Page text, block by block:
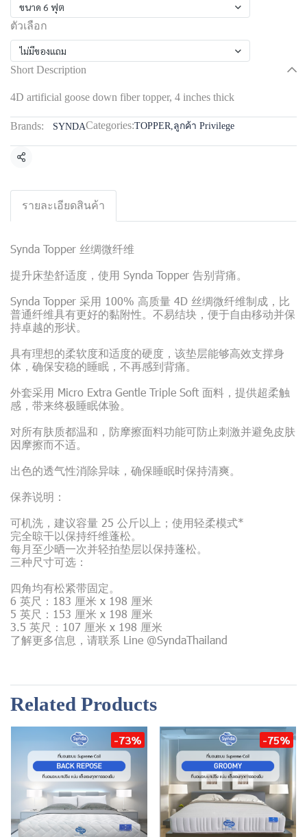
ขนาด 6 ฟุต
ตัวเลือก
ไม่มีของแถม
Short Description
4D artificial goose down fiber topper, 4 inches thick
Brands: SYNDACategories:TOPPER,ลูกค้า Privilege
Share
รายละเอียดสินค้า
Synda Topper 丝绸微纤维
提升床垫舒适度，使用 Synda Topper 告别背痛。
Synda Topper 采用 100% 高质量 4D 丝绸微纤维制成，比
普通纤维具有更好的黏附性。不易结块，便于自由移动并保
持卓越的形状。
具有理想的柔软度和适度的硬度，该垫层能够高效支撑身
体，确保安稳的睡眠，不再感到背痛。
外套采用 Micro Extra Gentle Triple Soft 面料，提供超柔触
感，带来终极睡眠体验。
对所有肤质都温和，防摩擦面料功能可防止刺激并避免皮肤
因摩擦而不适。
出色的透气性消除异味，确保睡眠时保持清爽。
保养说明：
可机洗，建议容量 25 公斤以上；使用轻柔模式*
完全晾干以保持纤维蓬松。
每月至少晒一次并轻拍垫层以保持蓬松。
三种尺寸可选：
四角均有松紧带固定。
6 英尺：183 厘米 x 198 厘米
5 英尺：153 厘米 x 198 厘米
3.5 英尺：107 厘米 x 198 厘米
了解更多信息，请联系 Line @SyndaThailand
Related Products
-73% -75%